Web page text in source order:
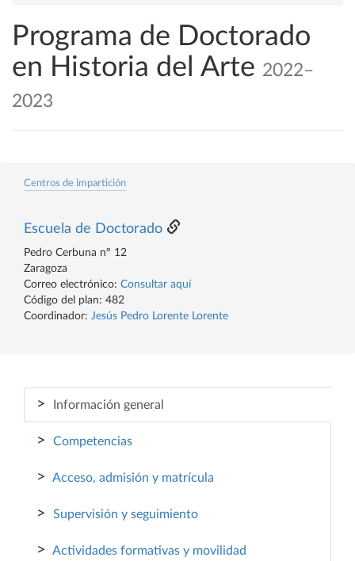
Programa de Doctorado
en Historia del Arte 2022–
2023
Centros de impartición
Escuela de Doctorado
Pedro Cerbuna nº 12
Zaragoza
Correo electrónico: Consultar aquí
Código del plan: 482
Coordinador: Jesús Pedro Lorente Lorente
> Información general
> Competencias
> Acceso, admisión y matrícula
> Supervisión y seguimiento
> Actividades formativas y movilidad